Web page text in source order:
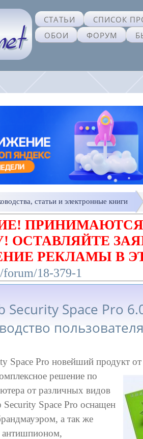
СТАТЬИ
СПИСОК
ОБОИ
ФОРУМ
статьи и электронные книги
ПРИНИМАЮТСЯ
ОСТАВЛЯЙТЕ
РЕКЛАМЫ В
/forum/18-379-1
Security Space Pro
пользователя
Space Pro новейший продукт
решение по
от различных видов
Security Space Pro оснащен
а так же
антишпионом,